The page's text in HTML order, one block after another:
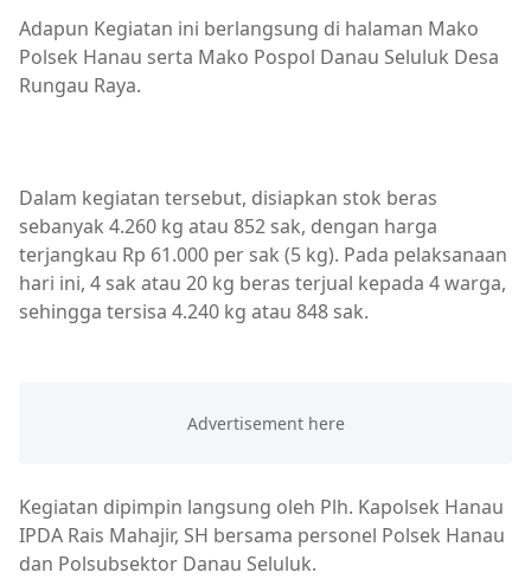
Adapun Kegiatan ini berlangsung di halaman Mako
Polsek Hanau serta Mako Pospol Danau Seluluk Desa
Rungau Raya.
Dalam kegiatan tersebut, disiapkan stok beras
sebanyak 4.260 kg atau 852 sak, dengan harga
terjangkau Rp 61.000 per sak (5 kg). Pada pelaksanaan
hari ini, 4 sak atau 20 kg beras terjual kepada 4 warga,
sehingga tersisa 4.240 kg atau 848 sak.
Kegiatan dipimpin langsung oleh Plh. Kapolsek Hanau
IPDA Rais Mahajir, SH bersama personel Polsek Hanau
dan Polsubsektor Danau Seluluk.